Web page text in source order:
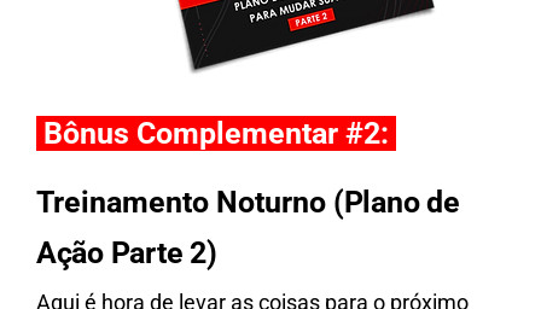
Bônus Complementar #2:
Treinamento Noturno (Plano de
Ação Parte 2)
Aqui é hora de levar as coisas para o próximo